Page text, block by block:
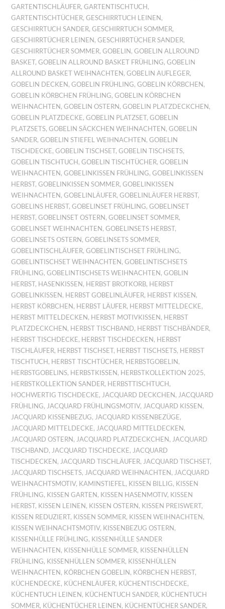
GARTENTISCHLÄUFER,GARTENTISCHTUCH,
GARTENTISCHTÜCHER,GESCHIRRTUCH LEINEN,
GESCHIRRTUCH SANDER,GESCHIRRTUCH SOMMER,
GESCHIRRTÜCHER LEINEN,GESCHIRRTÜCHER SANDER,
GESCHIRRTÜCHER SOMMER,GOBELIN,GOBELIN ALLROUND
BASKET,GOBELIN ALLROUND BASKET FRÜHLING,GOBELIN
ALLROUND BASKET WEIHNACHTEN,GOBELIN AUFLEGER,
GOBELIN DECKEN,GOBELIN FRÜHLING,GOBELIN KÖRBCHEN,
GOBELIN KÖRBCHEN FRÜHLING,GOBELIN KÖRBCHEN
WEIHNACHTEN,GOBELIN OSTERN,GOBELIN PLATZDECKCHEN,
GOBELIN PLATZDECKE,GOBELIN PLATZSET,GOBELIN
PLATZSETS,GOBELIN SÄCKCHEN WEIHNACHTEN,GOBELIN
SANDER,GOBELIN STIEFEL WEIHNACHTEN,GOBELIN
TISCHDECKE,GOBELIN TISCHSET,GOBELIN TISCHSETS,
GOBELIN TISCHTUCH,GOBELIN TISCHTÜCHER,GOBELIN
WEIHNACHTEN,GOBELINKISSEN FRÜHLING,GOBELINKISSEN
HERBST,GOBELINKISSEN SOMMER,GOBELINKISSEN
WEIHNACHTEN,GOBELINLÄUFER,GOBELINLÄUFER HERBST,
GOBELINS HERBST,GOBELINSET FRÜHLING,GOBELINSET
HERBST,GOBELINSET OSTERN,GOBELINSET SOMMER,
GOBELINSET WEIHNACHTEN,GOBELINSETS HERBST,
GOBELINSETS OSTERN,GOBELINSETS SOMMER,
GOBELINTISCHLÄUFER,GOBELINTISCHSET FRÜHLING,
GOBELINTISCHSET WEIHNACHTEN,GOBELINTISCHSETS
FRÜHLING,GOBELINTISCHSETS WEIHNACHTEN,GOBLIN
HERBST, HASENKISSEN, HERBST BROTKORB, HERBST
GOBELINKISSEN, HERBST GOBELINLÄUFER, HERBST KISSEN,
HERBST KÖRBCHEN, HERBST LÄUFER, HERBST MITTELDECKE,
HERBST MITTELDECKEN, HERBST MOTIVKISSEN, HERBST
PLATZDECKCHEN, HERBST TISCHBAND, HERBST TISCHBÄNDER,
HERBST TISCHDECKE, HERBST TISCHDECKEN, HERBST
TISCHLÄUFER, HERBST TISCHSET, HERBST TISCHSETS, HERBST
TISCHTUCH, HERBST TISCHTÜCHER, HERBSTGOBELIN,
HERBSTGOBELINS, HERBSTKISSEN, HERBSTKOLLEKTION 2025,
HERBSTKOLLEKTION SANDER, HERBSTTISCHTUCH,
HOCHWERTIG TISCHDECKE, JACQUARD DECKCHEN, JACQUARD
FRÜHLING, JACQUARD FRÜHLINGSMOTIV, JACQUARD KISSEN,
JACQUARD KISSENBEZUG, JACQUARD KISSENBEZÜGE,
JACQUARD MITTELDECKE, JACQUARD MITTELDECKEN,
JACQUARD OSTERN, JACQUARD PLATZDECKCHEN, JACQUARD
TISCHBAND, JACQUARD TISCHDECKE, JACQUARD
TISCHDECKEN, JACQUARD TISCHLÄUFER, JACQUARD TISCHSET,
JACQUARD TISCHSETS, JACQUARD WEIHNACHTEN, JACQUARD
WEIHNACHTSMOTIV, KAMINSTIEFEL , KISSEN BILLIG, KISSEN
FRÜHLING, KISSEN GARTEN, KISSEN HASENMOTIV, KISSEN
HERBST, KISSEN LEINEN, KISSEN OSTERN, KISSEN PREISWERT,
KISSEN REDUZIERT, KISSEN SOMMER, KISSEN WEIHNACHTEN,
KISSEN WEIHNACHTSMOTIV, KISSENBEZUG OSTERN,
KISSENHÜLLE FRÜHLING, KISSENHÜLLE SANDER
WEIHNACHTEN, KISSENHÜLLE SOMMER, KISSENHÜLLEN
FRÜHLING, KISSENHÜLLEN SOMMER, KISSENHÜLLEN
WEIHNACHTEN, KÖRBCHEN GOBELIN, KÖRBCHEN HERBST,
KÜCHENDECKE, KÜCHENLÄUFER, KÜCHENTISCHDECKE,
KÜCHENTUCH LEINEN, KÜCHENTUCH SANDER, KÜCHENTUCH
SOMMER, KÜCHENTÜCHER LEINEN, KÜCHENTÜCHER SANDER,